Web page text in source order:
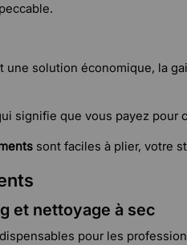
une solution économique, la
signifie que vous payez pour
sont faciles à plier, votre
et nettoyage à sec
pour les